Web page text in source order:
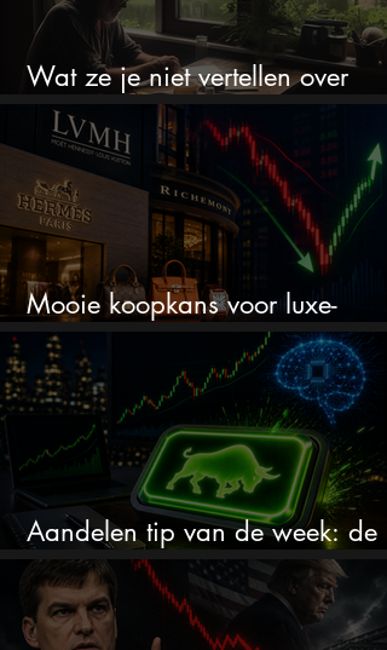
Wat ze je niet vertellen over
erfbelasting
Mooie koopkans voor luxe-
aandelen door recente correctie?
Aandelen tip van de week: de
markt onderschat dit AI-bedrijf